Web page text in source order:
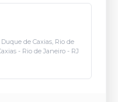
de Caxias, Rio de
- Rio de Janeiro - RJ